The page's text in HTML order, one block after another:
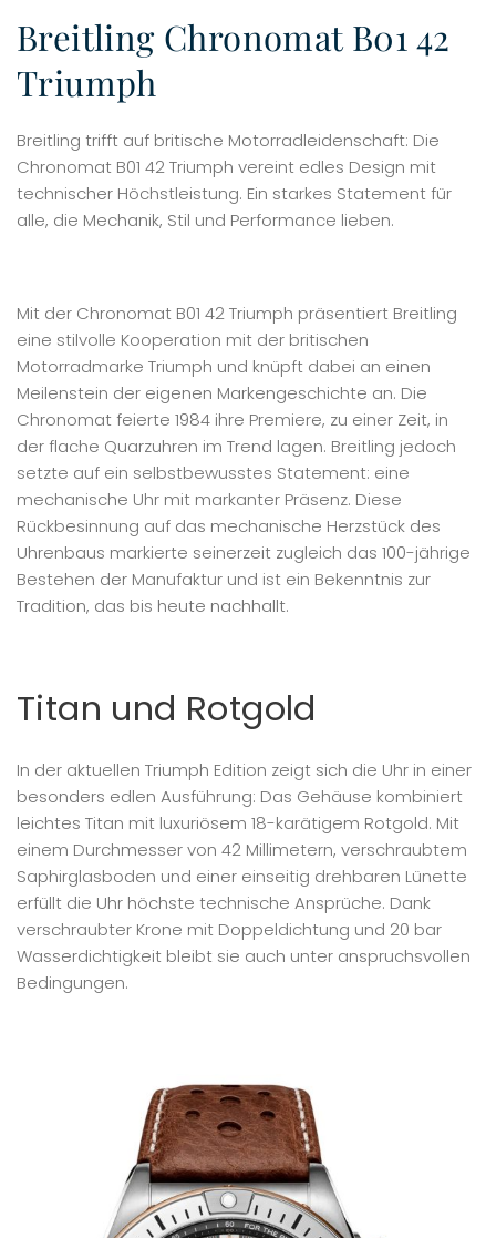
Breitling Chronomat B01 42
Triumph
Breitling trifft auf britische Motorradleidenschaft: Die
Chronomat B01 42 Triumph vereint edles Design mit
technischer Höchstleistung. Ein starkes Statement für
alle, die Mechanik, Stil und Performance lieben.
Mit der Chronomat B01 42 Triumph präsentiert Breitling
eine stilvolle Kooperation mit der britischen
Motorradmarke Triumph und knüpft dabei an einen
Meilenstein der eigenen Markengeschichte an. Die
Chronomat feierte 1984 ihre Premiere, zu einer Zeit, in
der flache Quarzuhren im Trend lagen. Breitling jedoch
setzte auf ein selbstbewusstes Statement: eine
mechanische Uhr mit markanter Präsenz. Diese
Rückbesinnung auf das mechanische Herzstück des
Uhrenbaus markierte seinerzeit zugleich das 100-jährige
Bestehen der Manufaktur und ist ein Bekenntnis zur
Tradition, das bis heute nachhallt.
Titan und Rotgold
In der aktuellen Triumph Edition zeigt sich die Uhr in einer
besonders edlen Ausführung: Das Gehäuse kombiniert
leichtes Titan mit luxuriösem 18-karätigem Rotgold. Mit
einem Durchmesser von 42 Millimetern, verschraubtem
Saphirglasboden und einer einseitig drehbaren Lünette
erfüllt die Uhr höchste technische Ansprüche. Dank
verschraubter Krone mit Doppeldichtung und 20 bar
Wasserdichtigkeit bleibt sie auch unter anspruchsvollen
Bedingungen.